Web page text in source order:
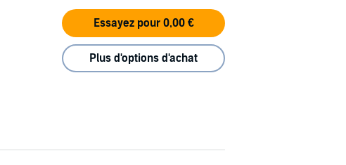
Essayez pour 0,00 €
Plus d'options d'achat